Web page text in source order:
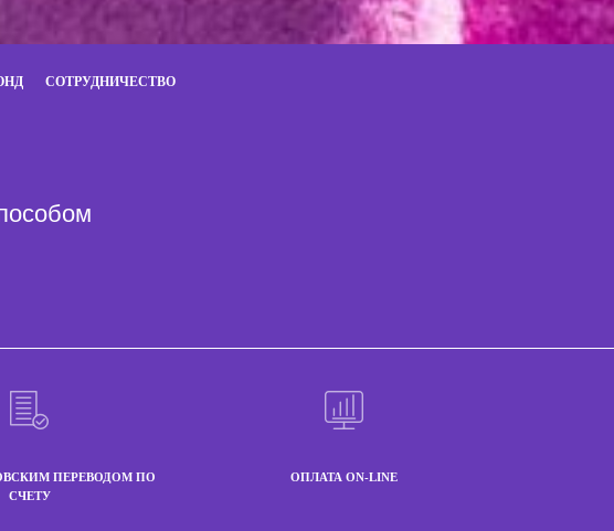
СОТРУДНИЧЕСТВО
ПЕРЕВОДОМ ПО
СЧЕТУ
ОПЛАТА ON-LINE